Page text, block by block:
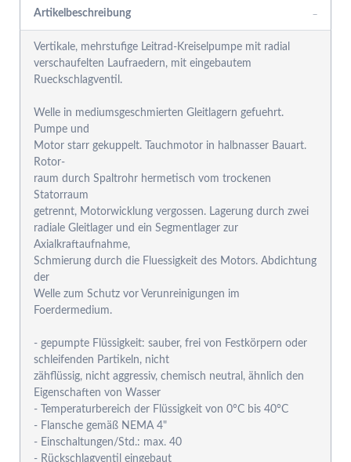
Artikelbeschreibung
Vertikale, mehrstufige Leitrad-Kreiselpumpe mit radial
verschaufelten Laufraedern, mit eingebautem
Rueckschlagventil.
Welle in mediumsgeschmierten Gleitlagern gefuehrt.
Pumpe und
Motor starr gekuppelt. Tauchmotor in halbnasser Bauart.
Rotor-
raum durch Spaltrohr hermetisch vom trockenen
Statorraum
getrennt, Motorwicklung vergossen. Lagerung durch zwei
radiale Gleitlager und ein Segmentlager zur
Axialkraftaufnahme,
Schmierung durch die Fluessigkeit des Motors. Abdichtung
der
Welle zum Schutz vor Verunreinigungen im
Foerdermedium.
- gepumpte Flüssigkeit: sauber, frei von Festkörpern oder
schleifenden Partikeln, nicht
zähflüssig, nicht aggressiv, chemisch neutral, ähnlich den
Eigenschaften von Wasser
- Temperaturbereich der Flüssigkeit von 0°C bis 40°C
- Flansche gemäß NEMA 4"
- Einschaltungen/Std.: max. 40
- Rückschlagventil eingebaut